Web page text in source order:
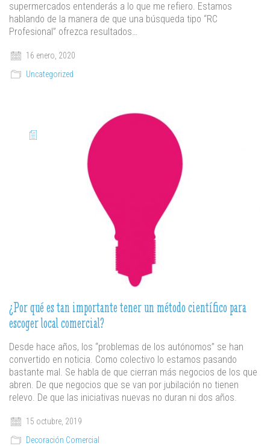
supermercados entenderás a lo que me refiero. Estamos
hablando de la manera de que una búsqueda tipo “RC
Profesional” ofrezca resultados…
16 enero, 2020
Uncategorized
¿Por qué es tan importante tener un método científico para
escoger local comercial?
Desde hace años, los “problemas de los autónomos” se han
convertido en noticia. Como colectivo lo estamos pasando
bastante mal. Se habla de que cierran más negocios de los que
abren. De que negocios que se van por jubilación no tienen
relevo. De que las iniciativas nuevas no duran ni dos años.
15 octubre, 2019
Decoración Comercial